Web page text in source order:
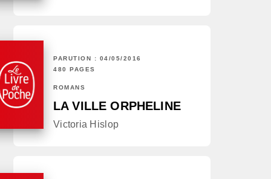
PARUTION : 04/05/2016
480 PAGES
ROMANS
LA VILLE ORPHELINE
Victoria Hislop